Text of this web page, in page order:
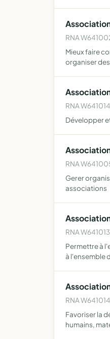
RNA
Mieux faire
organiser
RNA
Développer
RNA
Gerer
associations
RNA
Permettre à
à l'ensemble
RNA
Favoriser la
humains,